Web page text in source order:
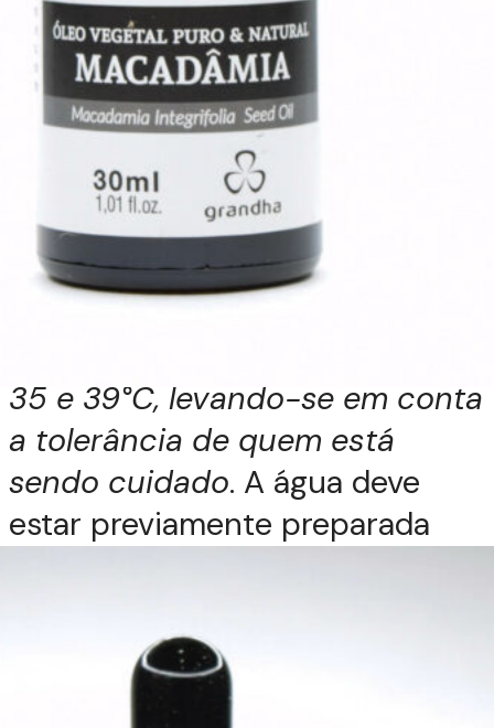
sândalo amyris– anti-
inflamatório, relaxante,
refrescante;
1 gota de óleo essencial de
palmarosa
– regenerador
Higienizar previamente os pés e
35 e 39°C, levando-se em conta
a tolerância de quem está
sendo cuidado. A água deve
estar previamente preparada
Tempo de imersão entre 10 e 15
minutos.